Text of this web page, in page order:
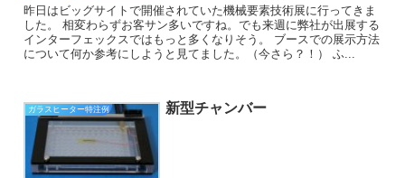
昨日はビッグサイトで開催されていた機械要素技術展に行ってきま
した。 相変わらずお客サン多いですね。でも来週に弊社が出展する
インターフェックスではもっと多くなりそう。 ブースでの展示方法
について何か参考にしようと見てました。（今さら？！） ふ...
ガラスヒーター特注例 新型チャンバー